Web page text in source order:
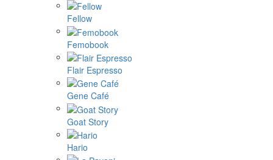
Fellow
Femobook
Flair Espresso
Gene Café
Goat Story
Hario